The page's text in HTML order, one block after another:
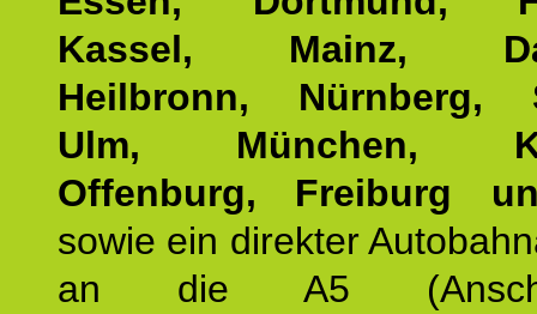
Kassel, Mainz,
Heilbronn, Nürnberg,
Ulm, München,
Offenburg, Freiburg
sowie ein direkter
an die A5